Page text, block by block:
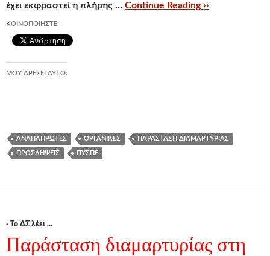
έχει εκφραστεί η πλήρης … Continue Reading ››
ΚΟΙΝΟΠΟΙΉΣΤΕ:
ΜΟΥ ΑΡΈΣΕΙ ΑΥΤΌ:
ΑΝΑΠΛΗΡΩΤΈΣ ΟΡΓΑΝΙΚΈΣ ΠΑΡΆΣΤΑΣΗ ΔΙΑΜΑΡΤΥΡΊΑΣ
ΠΡΟΣΛΉΨΕΙΣ ΠΥΣΠΕ
- Το ΔΣ λέει ...
Παράσταση διαμαρτυρίας στη